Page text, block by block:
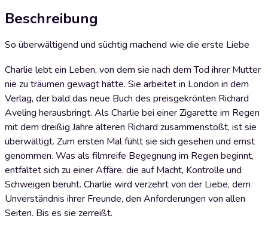
Beschreibung
So überwältigend und süchtig machend wie die erste Liebe
Charlie lebt ein Leben, von dem sie nach dem Tod ihrer Mutter
nie zu träumen gewagt hätte. Sie arbeitet in London in dem
Verlag, der bald das neue Buch des preisgekrönten Richard
Aveling herausbringt. Als Charlie bei einer Zigarette im Regen
mit dem dreißig Jahre älteren Richard zusammenstößt, ist sie
überwältigt. Zum ersten Mal fühlt sie sich gesehen und ernst
genommen. Was als filmreife Begegnung im Regen beginnt,
entfaltet sich zu einer Affäre, die auf Macht, Kontrolle und
Schweigen beruht. Charlie wird verzehrt von der Liebe, dem
Unverständnis ihrer Freunde, den Anforderungen von allen
Seiten. Bis es sie zerreißt.